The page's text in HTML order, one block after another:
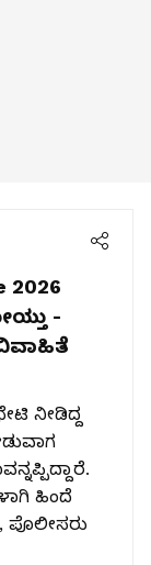
2026
-
ನೀಡಿದ್ದ
ಹಿಂದೆ
ಪೊಲೀಸರು